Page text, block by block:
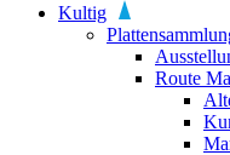
Kultig
Route